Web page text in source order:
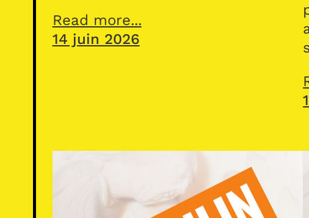
Read more...
14 juin 2026